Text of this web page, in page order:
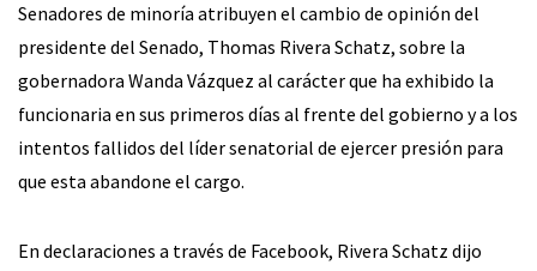
Senadores de minoría atribuyen el cambio de opinión del
presidente del Senado, Thomas Rivera Schatz, sobre la
gobernadora Wanda Vázquez al carácter que ha exhibido la
funcionaria en sus primeros días al frente del gobierno y a los
intentos fallidos del líder senatorial de ejercer presión para
que esta abandone el cargo.
En declaraciones a través de Facebook, Rivera Schatz dijo